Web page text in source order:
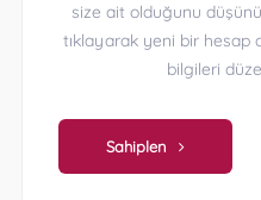
size ait olduğunu
tıklayarak yeni bir hesap
bilgileri
Sahiplen